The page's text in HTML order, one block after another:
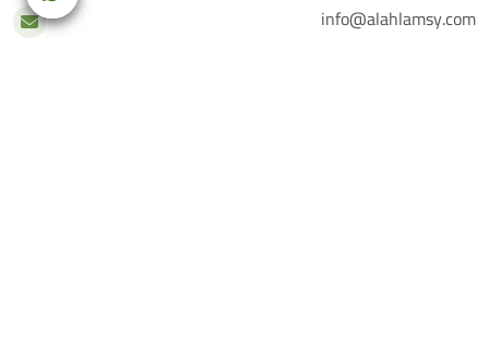
info@alahlamsy.com